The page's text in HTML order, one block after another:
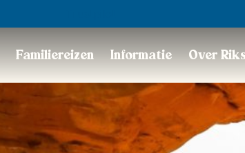
Familiereizen Informatie Over